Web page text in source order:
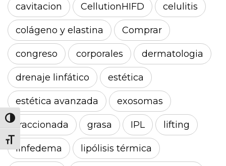
Alternar alto contraste
Alternar tamaño de letra
cavitacion CellutionHIFD celulitis
colágeno y elastina Comprar
congreso corporales dermatologia
drenaje linfático estética
estética avanzada exosomas
fraccionada grasa IPL lifting
linfedema lipólisis térmica